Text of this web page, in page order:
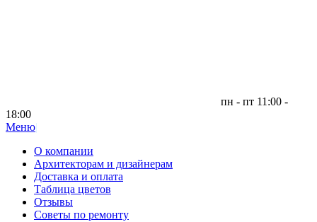
пн - пт 11:00 -
18:00
Меню|
О компании
Архитекторам и дизайнерам
Доставка и оплата
Таблица цветов
Отзывы
Советы по ремонту